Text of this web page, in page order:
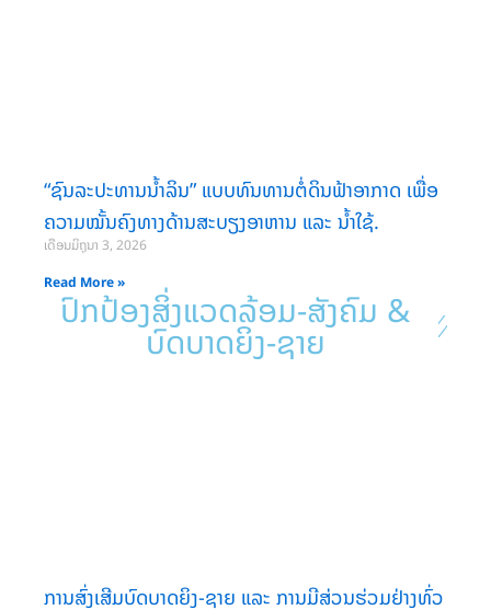
“ຊົນລະປະທານນໍ້າລິນ” ແບບທົນທານຕໍ່ດິນຟ້າອາກາດ ເພື່ອ
ຄວາມໝັ້ນຄົງທາງດ້ານສະບຽງອາຫານ ແລະ ນໍ້າໃຊ້.
ເດືອນມິຖຸນາ 3, 2026
Read More »
ປົກປ້ອງສິ່ງແວດລ້ອມ-ສັງຄົມ &
ບົດບາດຍິງ-ຊາຍ
ການສົ່ງເສີມບົດບາດຍິງ-ຊາຍ ແລະ ການມີສ່ວນຮ່ວມຢ່າງທົ່ວ